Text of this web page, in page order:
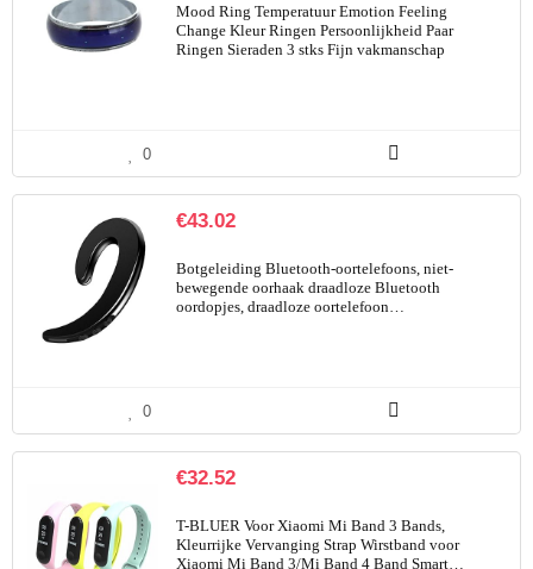
Mood Ring Temperatuur Emotion Feeling
Change Kleur Ringen Persoonlijkheid Paar
Ringen Sieraden 3 stks Fijn vakmanschap
0
€43.02
Botgeleiding Bluetooth-oortelefoons, niet-
bewegende oorhaak draadloze Bluetooth
oordopjes, draadloze oortelefoon…
0
€32.52
T-BLUER Voor Xiaomi Mi Band 3 Bands,
Kleurrijke Vervanging Strap Wirstband voor
Xiaomi Mi Band 3/Mi Band 4 Band Smart…